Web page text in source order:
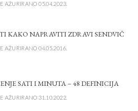
AŽURIRANO 05.04.2023.
KAKO NAPRAVITI ZDRAVI SENDVIČ
AŽURIRANO 04.05.2016.
SATI I MINUTA – 48 DEFINICIJA
AŽURIRANO 31.10.2022.